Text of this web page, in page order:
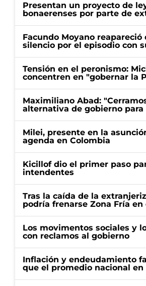
Presentan un proyecto de
bonaerenses por parte de
Facundo Moyano
silencio por el episodio con
Tensión en el peronismo:
concentren en "gobernar la
Maximiliano Abad:
alternativa de gobierno para
Milei, presente en la
agenda en Colombia
Kicillof dio el primer paso
intendentes
Tras la caída de la
podría frenarse Zona Fría en
Los movimentos sociales y
con reclamos al gobierno
Inflación y endeudamiento
que el promedio nacional